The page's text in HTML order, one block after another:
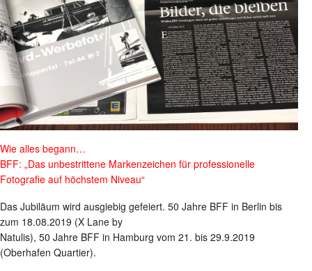
Wie alles begann…
BFF: „Das unbestrittene Markenzeichen für professionelle
Fotografie auf höchstem Niveau“
Das Jubiläum wird ausgiebig gefeiert. 50 Jahre BFF in Berlin bis
zum 18.08.2019 (X Lane by
Natulis), 50 Jahre BFF in Hamburg vom 21. bis 29.9.2019
(Oberhafen Quartier).